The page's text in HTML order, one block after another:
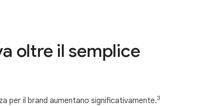
oltre il semplice
per il brand aumentano significativamente.3